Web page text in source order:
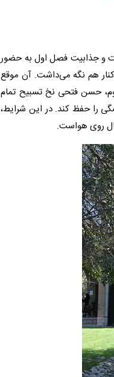
و جذابیت فصل اول به حضور
هم نگه می‌داشت. آن موقع
حسن فتحی نخ تسبیح تمام
را حفظ کند. در این شرایط،
روی هواست.